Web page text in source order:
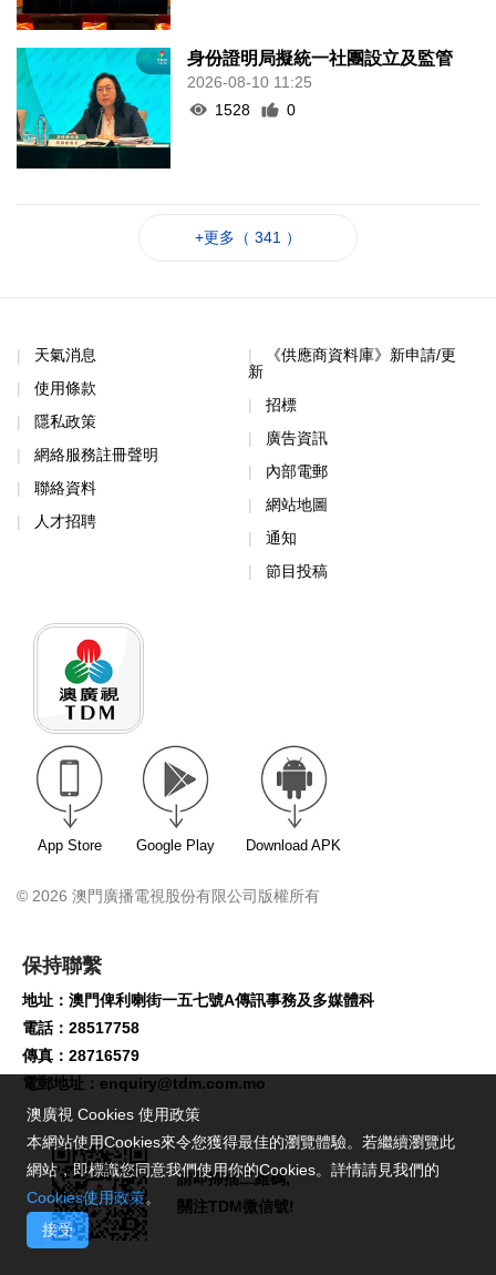
身份證明局擬統一社團設立及監管
2026-08-10 11:25
1528
0
+更多（ 341 ）
天氣消息
使用條款
隱私政策
網絡服務註冊聲明
聯絡資料
人才招聘
《供應商資料庫》新申請/更
新
招標
廣告資訊
內部電郵
網站地圖
通知
節目投稿
App Store Google Play Download APK
© 2026 澳門廣播電視股份有限公司版權所有
保持聯繫
地址：澳門俾利喇街一五七號A傳訊事務及多媒體科
電話：28517758
傳真：28716579
電郵地址： enquiry@tdm.com.mo
請即掃描二維碼,
關注TDM微信號!
澳廣視 Cookies 使用政策
本網站使用Cookies來令您獲得最佳的瀏覽體驗。若繼續瀏覽此
網站，即標識您同意我們使用你的Cookies。詳情請見我們的
Cookies使用政策。
接受